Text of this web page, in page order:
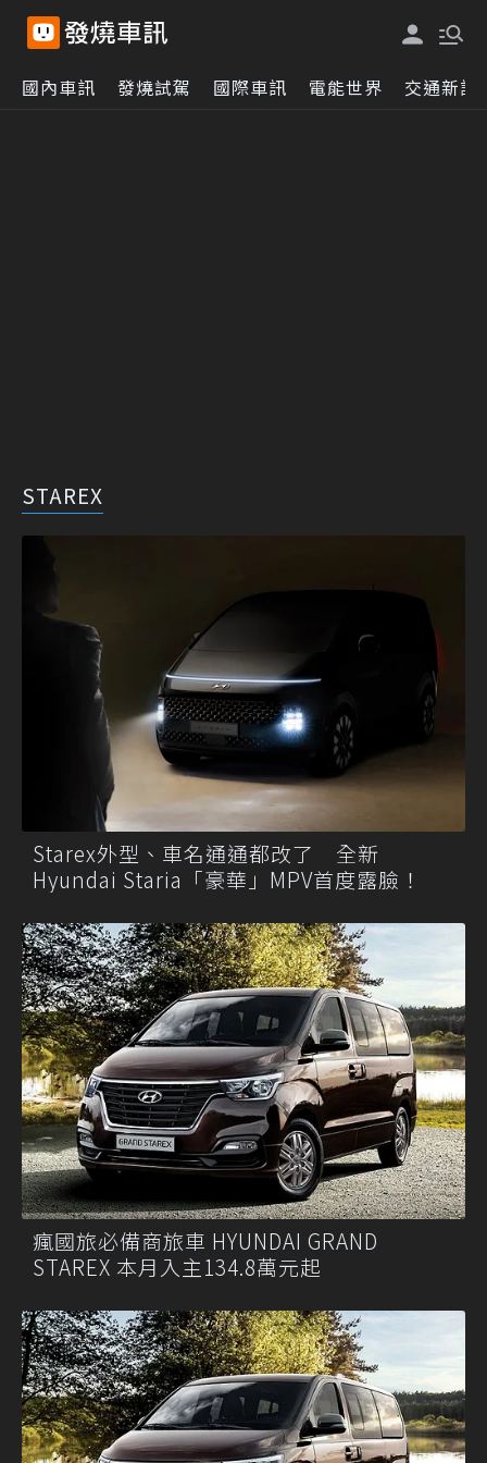
國內車訊 發燒試駕 國際車訊 電能世界 交通新訊
STAREX
Starex外型、車名通通都改了 全新
Hyundai Staria「豪華」MPV首度露臉！
瘋國旅必備商旅車 HYUNDAI GRAND
STAREX 本月入主134.8萬元起